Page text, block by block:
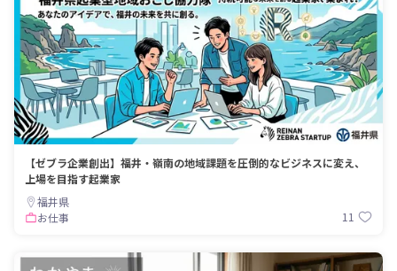
【ゼブラ企業創出】福井・嶺南の地域課題を圧倒的なビジネスに変え、
上場を目指す起業家
福井県
お仕事
11